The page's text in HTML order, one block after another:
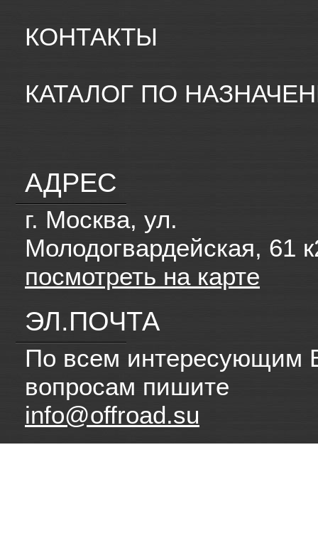
КОНТАКТЫ
КАТАЛОГ ПО
АДРЕС
г. Москва, ул.
Молодогвардейская, 61
посмотреть на карте
ЭЛ.ПОЧТА
По всем интересующим
вопросам пишите
info@offroad.su